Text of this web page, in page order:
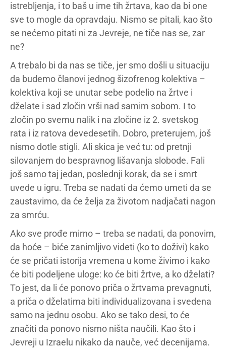
istrebljenja, i to baš u ime tih žrtava, kao da bi one
sve to mogle da opravdaju. Nismo se pitali, kao što
se nećemo pitati ni za Jevreje, ne tiče nas se, zar
ne?
A trebalo bi da nas se tiče, jer smo došli u situaciju
da budemo članovi jednog šizofrenog kolektiva –
kolektiva koji se unutar sebe podelio na žrtve i
dželate i sad zločin vrši nad samim sobom. I to
zločin po svemu nalik i na zločine iz 2. svetskog
rata i iz ratova devedesetih. Dobro, preterujem, još
nismo dotle stigli. Ali skica je već tu: od pretnji
silovanjem do bespravnog lišavanja slobode. Fali
još samo taj jedan, poslednji korak, da se i smrt
uvede u igru. Treba se nadati da ćemo umeti da se
zaustavimo, da će želja za životom nadjačati nagon
za smrću.
Ako sve prođe mirno – treba se nadati, da ponovim,
da hoće – biće zanimljivo videti (ko to doživi) kako
će se pričati istorija vremena u kome živimo i kako
će biti podeljene uloge: ko će biti žrtve, a ko dželati?
To jest, da li će ponovo priča o žrtvama prevagnuti,
a priča o dželatima biti individualizovana i svedena
samo na jednu osobu. Ako se tako desi, to će
značiti da ponovo nismo ništa naučili. Kao što i
Jevreji u Izraelu nikako da nauče, već decenijama.